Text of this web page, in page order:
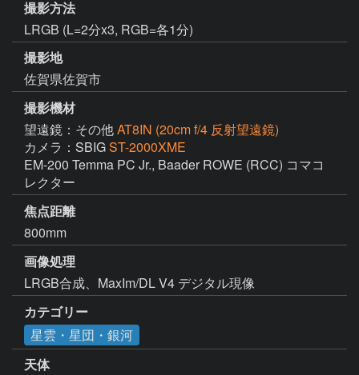
撮影方法
LRGB (L=2分x3, RGB=各1分)
撮影地
佐賀県佐賀市
撮影機材
望遠鏡：その他AT8IN (20cm f/4 反射望遠鏡)
カメラ：SBIGST-2000XME
EM-200 Temma PC Jr., Baader ROWE (RCC) コマコ
レクター
焦点距離
800mm
画像処理
LRGB合成、MaxIm/DL V4 デジタル現像
カテゴリー
星雲・星団・銀河
天体